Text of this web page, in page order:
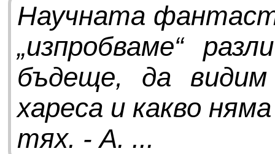
Научната
„изпробваме“
бъдеще, да
хареса и какво
тях. - А. ...